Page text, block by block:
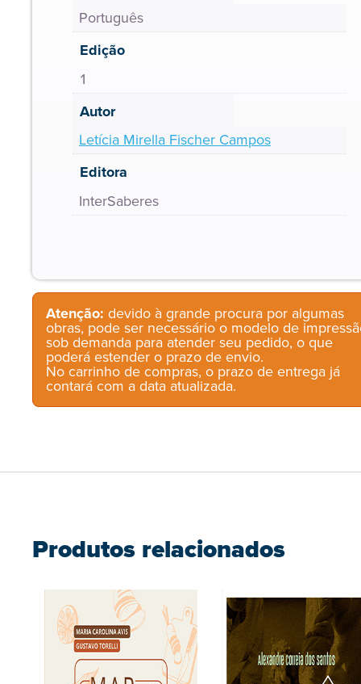
Português
Edição
1
Autor
Letícia Mirella Fischer Campos
Editora
InterSaberes
Atenção: devido à grande procura por algumas
obras, pode ser necessário o modelo de
sob demanda para atender seu pedido, o que
poderá estender o prazo de envio.
No carrinho de compras, o prazo de entrega já
contará com a data atualizada.
Produtos relacionados